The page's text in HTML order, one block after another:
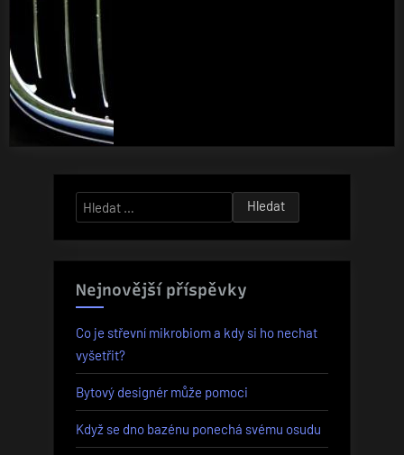
Vyhledávání
Nejnovější příspěvky
Co je střevní mikrobiom a kdy si ho nechat
vyšetřit?
Bytový designér může pomoci
Když se dno bazénu ponechá svému osudu